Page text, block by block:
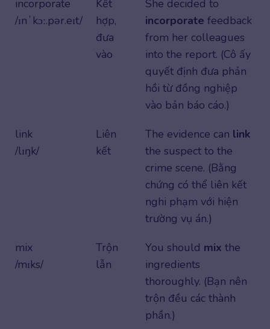
incorporate
/ɪnˈkɔː.pər.eɪt/
Kết
hợp,
đưa
vào
She decided to
incorporate feedback
from her colleagues
into the report. (Cô ấy
quyết định đưa phản
hồi từ đồng nghiệp
vào bản báo cáo.)
link
/lɪŋk/
Liên
kết
The evidence can link
the suspect to the
crime scene. (Bằng
chứng có thể liên kết
nghi phạm với hiện
trường vụ án.)
mix
/mɪks/
Trộn
lẫn
You should mix the
ingredients
thoroughly. (Bạn nên
trộn đều các thành
phần.)